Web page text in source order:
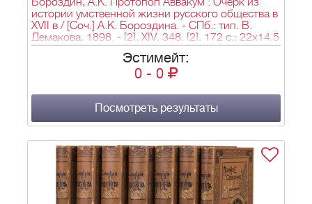
истории умственной жизни русского общества в
XVII в / [Соч.] А.К. Бороздина. - СПб.: тип. В.
Демакова, 1898. - [2], XIV, 348, [2], 172 с.; 22х14,5
см.
Эстимейт:
0 - 0
Посмотреть результаты